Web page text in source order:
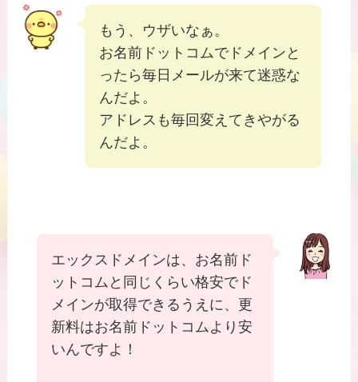
もう、ウザいなぁ。
お名前ドットコムでドメインと
ったら毎日メールが来て迷惑な
んだよ。
アドレスも毎回変えてきやがる
んだよ。
エックスドメインは、お名前ド
ットコムと同じくらい格安でド
メインが取得できるうえに、更
新料はお名前ドットコムより安
いんですよ！